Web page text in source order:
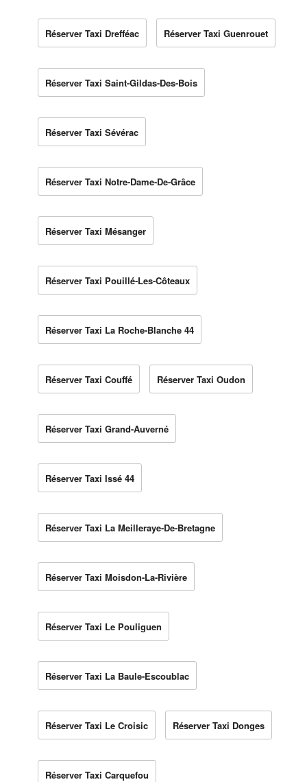
Réserver Taxi Drefféac Réserver Taxi Guenrouet
Réserver Taxi Saint-Gildas-Des-Bois
Réserver Taxi Sévérac
Réserver Taxi Notre-Dame-De-Grâce
Réserver Taxi Mésanger
Réserver Taxi Pouillé-Les-Côteaux
Réserver Taxi La Roche-Blanche 44
Réserver Taxi Couffé Réserver Taxi Oudon
Réserver Taxi Grand-Auverné
Réserver Taxi Issé 44
Réserver Taxi La Meilleraye-De-Bretagne
Réserver Taxi Moisdon-La-Rivière
Réserver Taxi Le Pouliguen
Réserver Taxi La Baule-Escoublac
Réserver Taxi Le Croisic Réserver Taxi Donges
Réserver Taxi Carquefou